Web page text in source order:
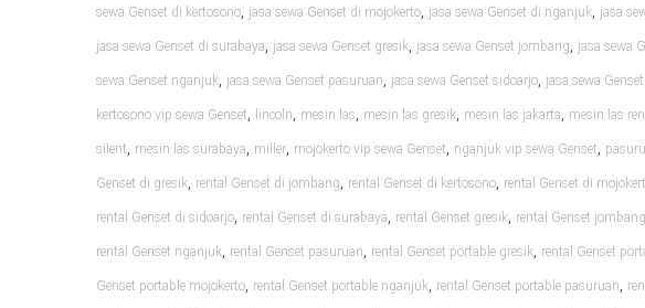
sewa Genset di kertosono, jasa sewa Genset di mojokerto, jasa sewa Genset di nganjuk, jasa
jasa sewa Genset di surabaya, jasa sewa Genset gresik, jasa sewa Genset jombang, jasa sewa
sewa Genset nganjuk, jasa sewa Genset pasuruan, jasa sewa Genset sidoarjo, jasa sewa
kertosono vip sewa Genset, lincoln, mesin las, mesin las gresik, mesin las jakarta, mesin las
silent, mesin las surabaya, miller, mojokerto vip sewa Genset, nganjuk vip sewa Genset,
Genset di gresik, rental Genset di jombang, rental Genset di kertosono, rental Genset di
rental Genset di sidoarjo, rental Genset di surabaya, rental Genset gresik, rental Genset jombang
rental Genset nganjuk, rental Genset pasuruan, rental Genset portable gresik, rental Genset
Genset portable mojokerto, rental Genset portable nganjuk, rental Genset portable pasuruan,